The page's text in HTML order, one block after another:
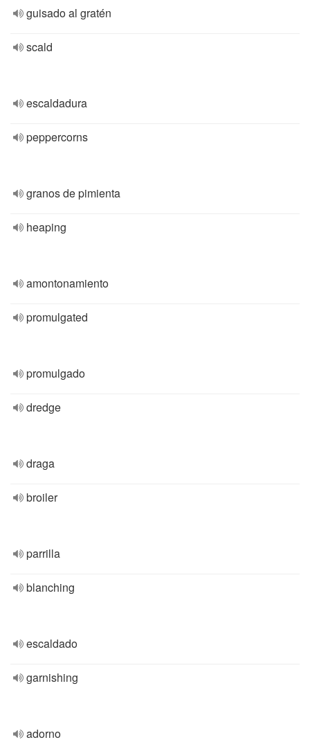
guisado al gratén
scald
escaldadura
peppercorns
granos de pimienta
heaping
amontonamiento
promulgated
promulgado
dredge
draga
broiler
parrilla
blanching
escaldado
garnishing
adorno